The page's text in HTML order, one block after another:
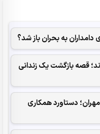
دامداران به بحران باز شد؟
قصه بازگشت یک زندانی
دستاورد همکاری‌